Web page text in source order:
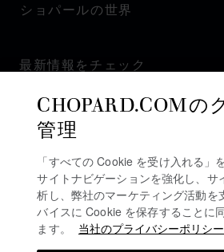
ショパールの世界
最新情報をチェック
ニュースレターを購読
プライバシーポリシー
CHOPARD.COMの
管理
「すべての Cookie を受け入れる」
サイトナビゲーションを強化し、サ
析し、弊社のマーケティング活動を
バイスに Cookie を保存することに
ます。
当社のプライバシーポリシ